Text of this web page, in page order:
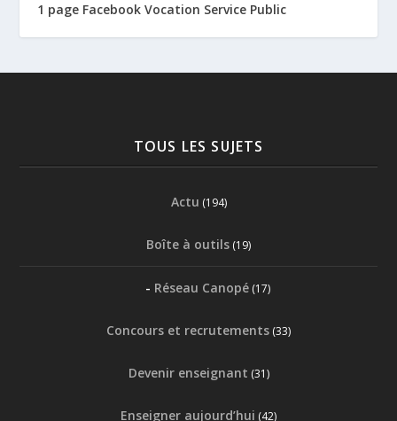
1 page Facebook Vocation Service Public
TOUS LES SUJETS
Actu (194)
Boîte à outils (19)
Réseau Canopé(17)
Concours et recrutements (33)
Devenir enseignant (31)
Enseigner aujourd’hui (42)